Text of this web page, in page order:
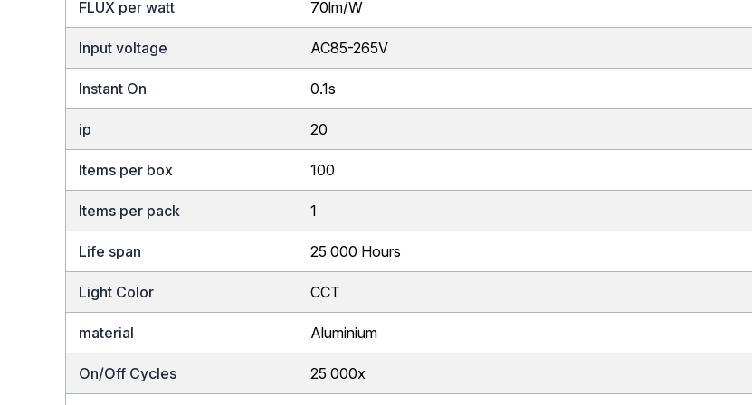
FLUX per watt 70lm/W
Input voltage AC85-265V
Instant On 0.1s
ip 20
Items per box 100
Items per pack 1
Life span 25 000 Hours
Light Color CCT
material Aluminium
On/Off Cycles 25 000x